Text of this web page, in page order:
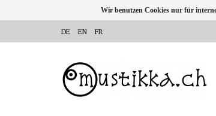
DE EN FR
Wir benutzen Cookies nur für